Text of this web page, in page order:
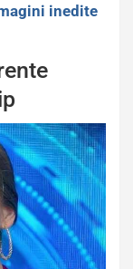
inedite